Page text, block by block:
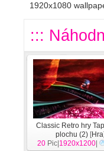
1920x1080
:::
Classic Retro hry
plochu (2) [Hra
20 Pic| 1920x1200